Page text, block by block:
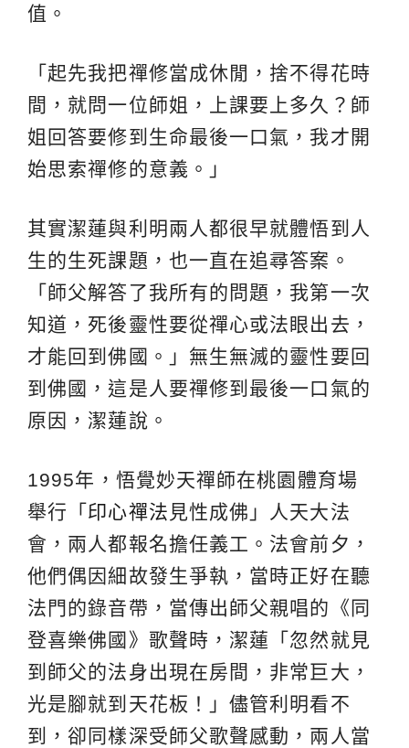
值。
「起先我把禪修當成休閒，捨不得花時
間，就問一位師姐，上課要上多久？師
姐回答要修到生命最後一口氣，我才開
始思索禪修的意義。」
其實潔蓮與利明兩人都很早就體悟到人
生的生死課題，也一直在追尋答案。
「師父解答了我所有的問題，我第一次
知道，死後靈性要從禪心或法眼出去，
才能回到佛國。」無生無滅的靈性要回
到佛國，這是人要禪修到最後一口氣的
原因，潔蓮說。
1995年，悟覺妙天禪師在桃園體育場
舉行「 印心禪法 見性成佛」人天大法
會，兩人都報名擔任義工。法會前夕，
他們偶因細故發生爭執，當時正好在聽
法門的錄音帶，當傳出師父親唱的《同
登喜樂佛國》歌聲時，潔蓮「忽然就見
到師父的法身出現在房間，非常巨大，
光是腳就到天花板！」儘管利明看不
到，卻同樣深受師父歌聲感動，兩人當